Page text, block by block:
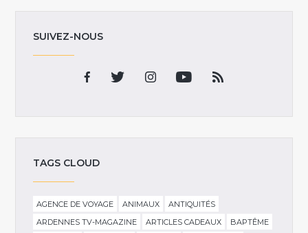
SUIVEZ-NOUS
TAGS CLOUD
AGENCE DE VOYAGE ANIMAUX
ANTIQUITÉS
ARDENNES TV-MAGAZINE
ARTICLES CADEAUX
BAPTÊME